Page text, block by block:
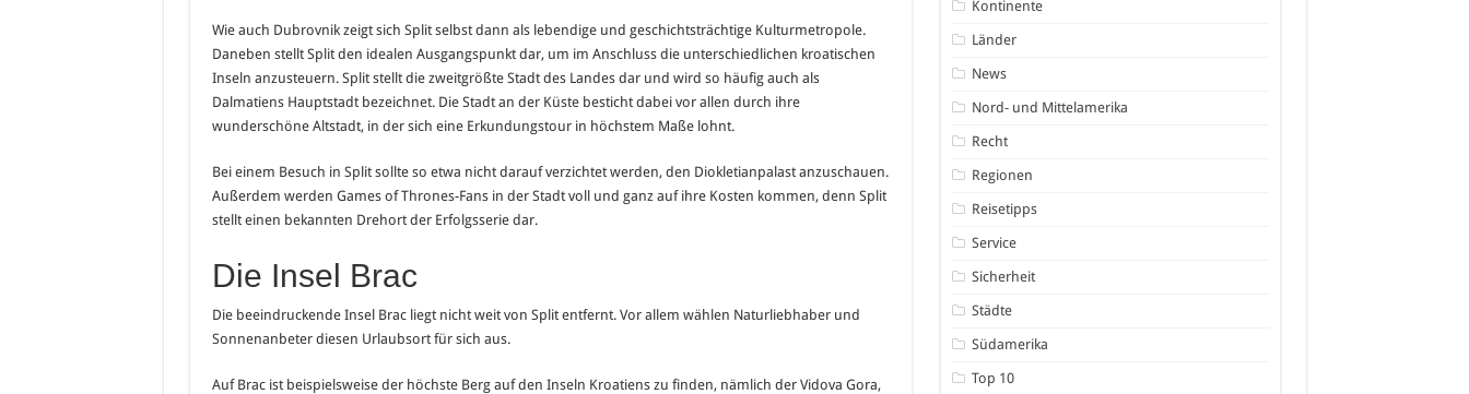
Wie auch Dubrovnik zeigt sich Split selbst dann als lebendige und geschichtsträchtige Kulturmetropole.
Daneben stellt Split den idealen Ausgangspunkt dar, um im Anschluss die unterschiedlichen kroatischen
Inseln anzusteuern. Split stellt die zweitgrößte Stadt des Landes dar und wird so häufig auch als
Dalmatiens Hauptstadt bezeichnet. Die Stadt an der Küste besticht dabei vor allen durch ihre
wunderschöne Altstadt, in der sich eine Erkundungstour in höchstem Maße lohnt.
Bei einem Besuch in Split sollte so etwa nicht darauf verzichtet werden, den Diokletianpalast anzuschauen.
Außerdem werden Games of Thrones-Fans in der Stadt voll und ganz auf ihre Kosten kommen, denn Split
stellt einen bekannten Drehort der Erfolgsserie dar.
Die Insel Brac
Die beeindruckende Insel Brac liegt nicht weit von Split entfernt. Vor allem wählen Naturliebhaber und
Sonnenanbeter diesen Urlaubsort für sich aus.
Auf Brac ist beispielsweise der höchste Berg auf den Inseln Kroatiens zu finden, nämlich der Vidova Gora,
Kontinente
Länder
News
Nord- und Mittelamerika
Recht
Regionen
Reisetipps
Service
Sicherheit
Städte
Südamerika
Top 10